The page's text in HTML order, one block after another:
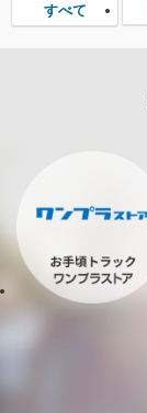
すべて